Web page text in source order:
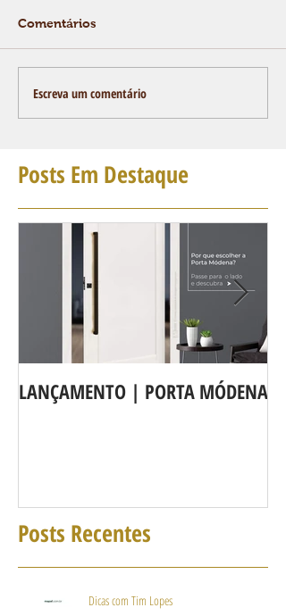
Comentários
Escreva um comentário
Posts Em Destaque
LANÇAMENTO | PORTA MÓDENA
Posts Recentes
Dicas com Tim Lopes